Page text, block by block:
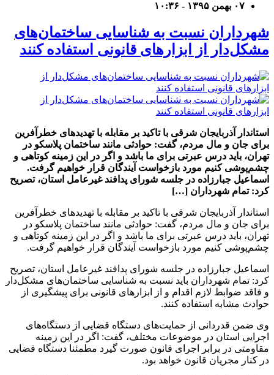
۰۷ بهمن ۱۳۹۵ - ۱۰:۳۶
شهرداران نسبت به شناسایی ساختمان‌های
مشکل‌دار از ابزارهای قانونی استفاده کنند
استاندار آذربایجان شرقی با تاکید بر مقابله با تهدیدهای خطرآفرین
برای جان و مال مردم، گفت: حوادثی مانند ساختمان پلاسکو در
تهران، باید درس عبرتی برای ما باشد و اگر در این زمینه کوتاهی و
چشم‌پوشی کنیم مورد بازخواست آیندگان قرار خواهیم گرفت.
اسماعیل جبارزاده در جلسه شورای پدافند غیرعامل استان، تصریح
کرد: تمام شهرداران […]
استاندار آذربایجان شرقی با تاکید بر مقابله با تهدیدهای خطرآفرین
برای جان و مال مردم، گفت: حوادثی مانند ساختمان پلاسکو در
تهران، باید درس عبرتی برای ما باشد و اگر در این زمینه کوتاهی و
چشم‌پوشی کنیم مورد بازخواست آیندگان قرار خواهیم گرفت.
اسماعیل جبارزاده در جلسه شورای پدافند غیرعامل استان، تصریح
کرد: تمام شهرداران باید نسبت به شناسایی ساختمان‌های مشکل‌دار
و فاقد ضوابط لازم اقدام و از ابزارهای قانونی برای پیشگیری از
حوادث مشابه استفاده کنند.
وی ضمن قدردانی از حمایت‌های دستگاه قضایی از دستگاه‌های
اجرایی استان در موضوعات مختلف، گفت: اگر در این زمینه
مقاومتی در برابر اجرای قانون صورت گیرد مطمئنا دستگاه قضایی
در کنار مجریان قانون خواهد بود.